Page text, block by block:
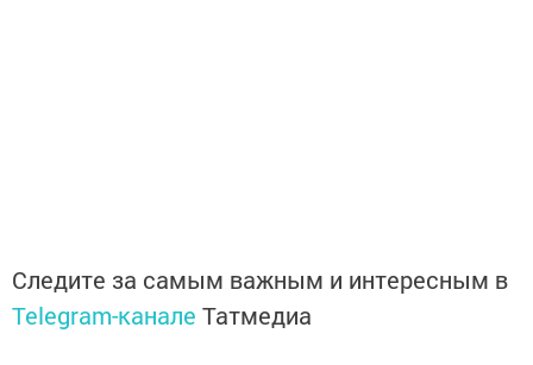
Следите за самым важным и интересным в
Telegram-канале Татмедиа